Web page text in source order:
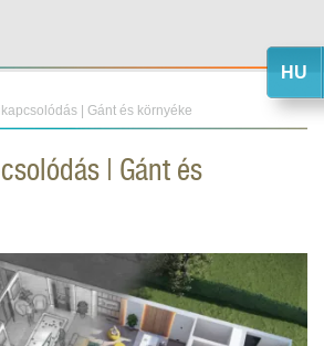
| Gánt és környéke
| Gánt és
HU